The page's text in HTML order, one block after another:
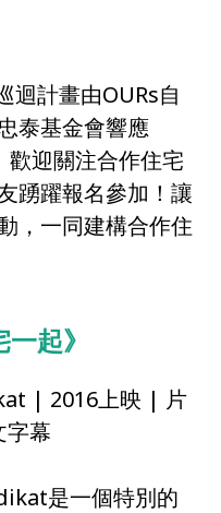
迴計畫由OURs自
泰基金會響應
歡迎關注合作住宅
踴躍報名參加！讓
，一同建構合作住
起》
| 2016上映 | 片
幕
是一個特別的